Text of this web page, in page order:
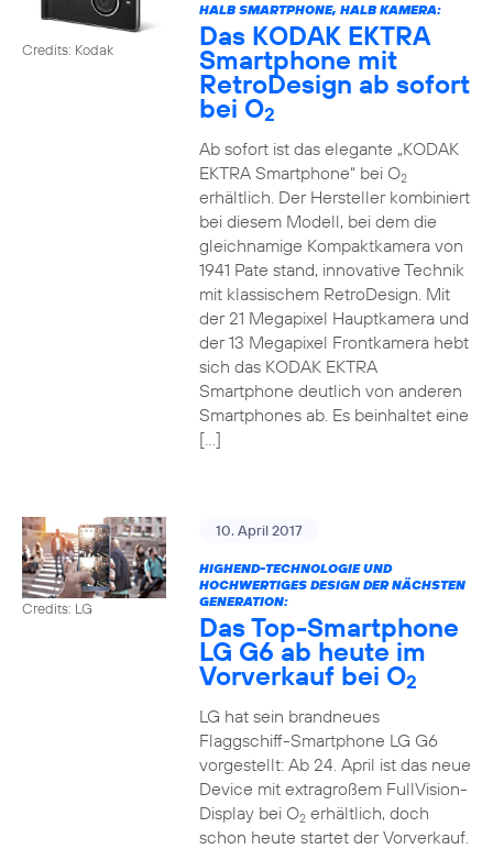
Credits: Kodak
HALB SMARTPHONE, HALB KAMERA:
Das KODAK EKTRA
Smartphone mit
RetroDesign ab sofort
bei O2
Ab sofort ist das elegante „KODAK
EKTRA Smartphone“ bei O2
erhältlich. Der Hersteller kombiniert
bei diesem Modell, bei dem die
gleichnamige Kompaktkamera von
1941 Pate stand, innovative Technik
mit klassischem RetroDesign. Mit
der 21 Megapixel Hauptkamera und
der 13 Megapixel Frontkamera hebt
sich das KODAK EKTRA
Smartphone deutlich von anderen
Smartphones ab. Es beinhaltet eine
[…]
Credits: LG
10. April 2017
HIGHEND-TECHNOLOGIE UND
HOCHWERTIGES DESIGN DER NÄCHSTEN
GENERATION:
Das Top-Smartphone
LG G6 ab heute im
Vorverkauf bei O2
LG hat sein brandneues
Flaggschiff-Smartphone LG G6
vorgestellt: Ab 24. April ist das neue
Device mit extragroßem FullVision-
Display bei O2erhältlich, doch
schon heute startet der Vorverkauf.